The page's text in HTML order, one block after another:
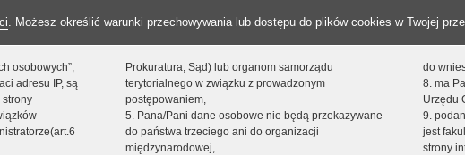
. Możesz określić warunki przechowywania lub dostępu do plików cookies w Twojej
osobowych”,
adresu IP, są
Prokuratura, Sąd) lub organom samorządu
terytorialnego w związku z prowadzonym
postępowaniem,
5. Pana/Pani dane osobowe nie będą przekazywane
do państwa trzeciego ani do organizacji
międzynarodowej,
do
8. ma
Urzędu
9.
jest
strony